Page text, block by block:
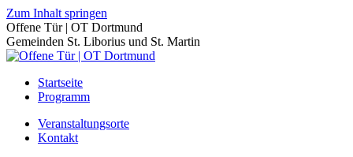
Zum Inhalt springen
Offene Tür | OT Dortmund
Gemeinden St. Liborius und St. Martin
Startseite
Programm
Veranstaltungsorte
Kontakt